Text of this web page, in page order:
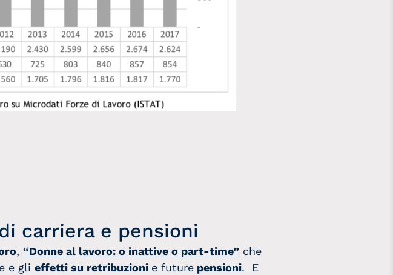
carriera e pensioni
, “Donne al lavoro: o inattive o part-time” che
e gli effetti su retribuzioni e future pensioni. E